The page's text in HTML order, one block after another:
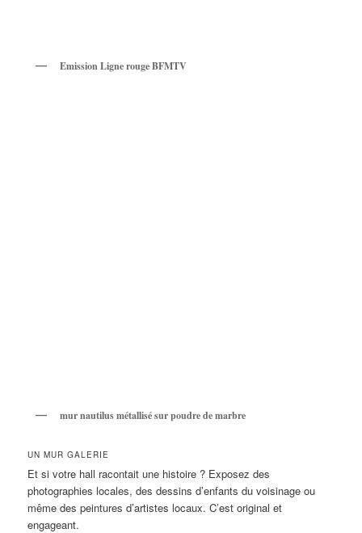
Emission Ligne rouge BFMTV
mur nautilus métallisé sur poudre de marbre
UN MUR GALERIE
Et si votre hall racontait une histoire ? Exposez des
photographies locales, des dessins d’enfants du voisinage ou
même des peintures d’artistes locaux. C’est original et
engageant.